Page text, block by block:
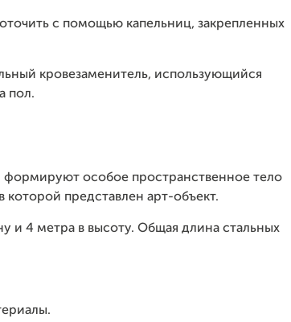
с помощью капельниц, закрепленных
кровезаменитель, использующийся
пол.
особое пространственное тело
которой представлен арт-объект.
и 4 метра в высоту. Общая длина стальных